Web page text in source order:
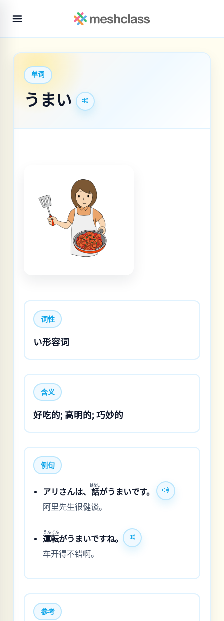
单词
うまい
词性
い形容词
含义
好吃的; 高明的; 巧妙的
例句
アリさんは、 話
はなし
がうまいです。
阿里先生很健谈。
運転
うんてん
がうまいですね。
车开得不错啊。
参考